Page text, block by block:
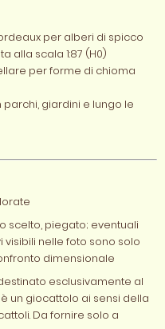
per alberi di spicco
alla scala 1:87 (H0)
per forme di chioma
giardini e lungo le
scelto, piegato; eventuali
visibili nelle foto sono solo
dimensionale
esclusivamente al
un giocattolo ai sensi della
Da fornire solo a